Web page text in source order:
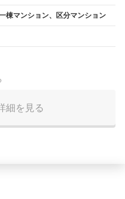
棟マンション、区分マンション
細を見る